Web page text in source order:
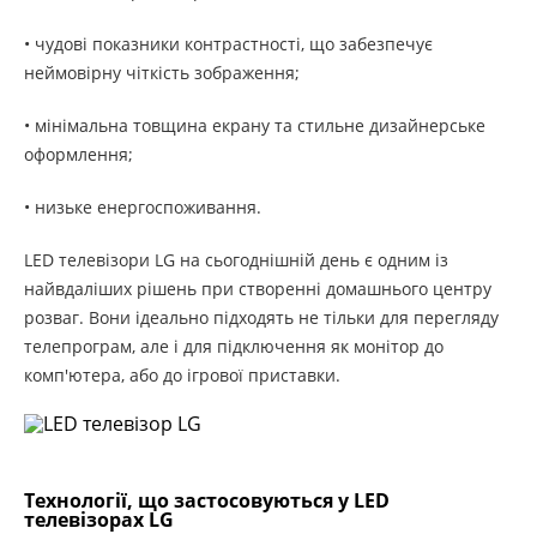
• чудові показники контрастності, що забезпечує
неймовірну чіткість зображення;
• мінімальна товщина екрану та стильне дизайнерське
оформлення;
• низьке енергоспоживання.
LED телевізори LG на сьогоднішній день є одним із
найвдаліших рішень при створенні домашнього центру
розваг. Вони ідеально підходять не тільки для перегляду
телепрограм, але і для підключення як монітор до
комп'ютера, або до ігрової приставки.
Технології, що застосовуються у LED
телевізорах LG